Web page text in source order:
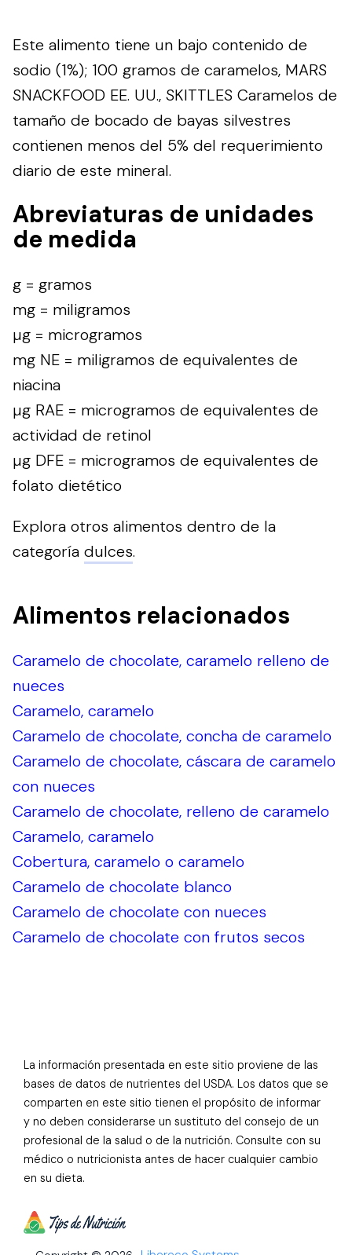
Este alimento tiene un bajo contenido de
sodio (1%); 100 gramos de caramelos, MARS
SNACKFOOD EE. UU., SKITTLES Caramelos de
tamaño de bocado de bayas silvestres
contienen menos del 5% del requerimiento
diario de este mineral.
Abreviaturas de unidades
de medida
g = gramos
mg = miligramos
µg = microgramos
mg NE = miligramos de equivalentes de
niacina
µg RAE = microgramos de equivalentes de
actividad de retinol
µg DFE = microgramos de equivalentes de
folato dietético
Explora otros alimentos dentro de la
categoría dulces.
Alimentos relacionados
Caramelo de chocolate, caramelo relleno de
nueces
Caramelo, caramelo
Caramelo de chocolate, concha de caramelo
Caramelo de chocolate, cáscara de caramelo
con nueces
Caramelo de chocolate, relleno de caramelo
Caramelo, caramelo
Cobertura, caramelo o caramelo
Caramelo de chocolate blanco
Caramelo de chocolate con nueces
Caramelo de chocolate con frutos secos
La información presentada en este sitio proviene de las
bases de datos de nutrientes del USDA. Los datos que se
comparten en este sitio tienen el propósito de informar
y no deben considerarse un sustituto del consejo de un
profesional de la salud o de la nutrición. Consulte con su
médico o nutricionista antes de hacer cualquier cambio
en su dieta.